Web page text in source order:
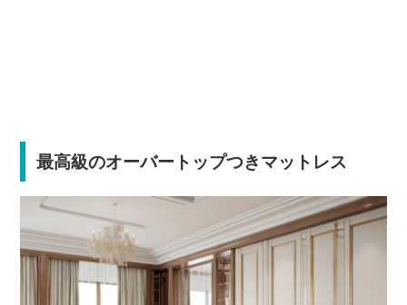
最高級のオーバートップつきマットレス